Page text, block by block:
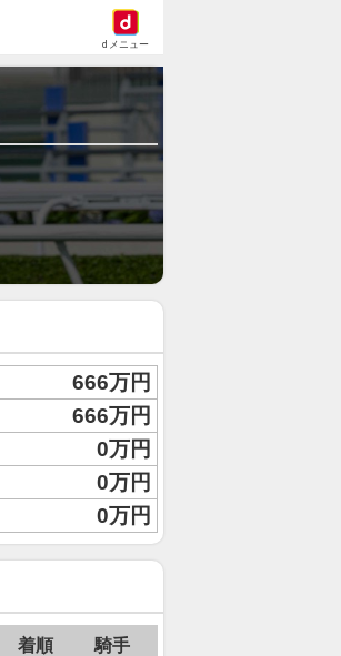
dメニュー
666万円
666万円
0万円
0万円
0万円
着順 騎手